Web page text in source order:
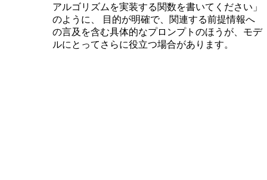
アルゴリズムを実装する関数を書いてください」
のように、 目的が明確で、関連する前提情報へ
の言及を含む具体的なプロンプトのほうが、モデ
ルにとってさらに役立つ場合があります。